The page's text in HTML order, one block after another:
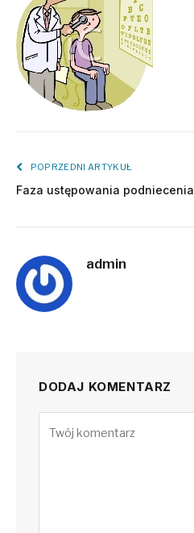
POPRZEDNI ARTYKUŁ
Faza ustępowania podniecenia
admin
DODAJ KOMENTARZ